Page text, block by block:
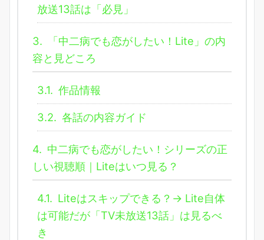
放送13話は「必見」
3.
「中二病でも恋がしたい！Lite」の内
容と見どころ
3.1. 作品情報
3.2. 各話の内容ガイド
4. 中二病でも恋がしたい！シリーズの正
しい視聴順｜Liteはいつ見る？
4.1. Liteはスキップできる？→ Lite自体
は可能だが「TV未放送13話」は見るべ
き